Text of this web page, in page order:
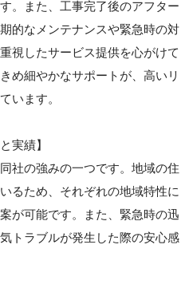
。また、工事完了後のアフター
的なメンテナンスや緊急時の対
視したサービス提供を心がけて
め細やかなサポートが、高いリ
います。
実績】
社の強みの一つです。地域の住
るため、それぞれの地域特性に
が可能です。また、緊急時の迅
トラブルが発生した際の安心感